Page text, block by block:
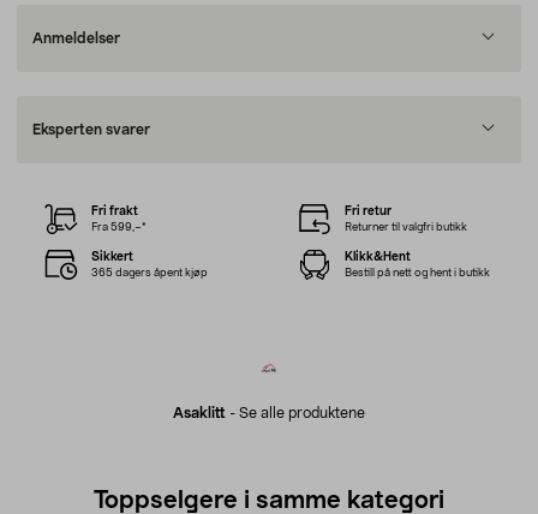
Anmeldelser
Eksperten svarer
Asaklitt - Se alle produktene
Fri frakt
Fra 599,–*
Fri retur
Returner til valgfri butikk
Sikkert
365 dagers åpent kjøp
Klikk&Hent
Bestill på nett og hent i butikk
Toppselgere i samme kategori